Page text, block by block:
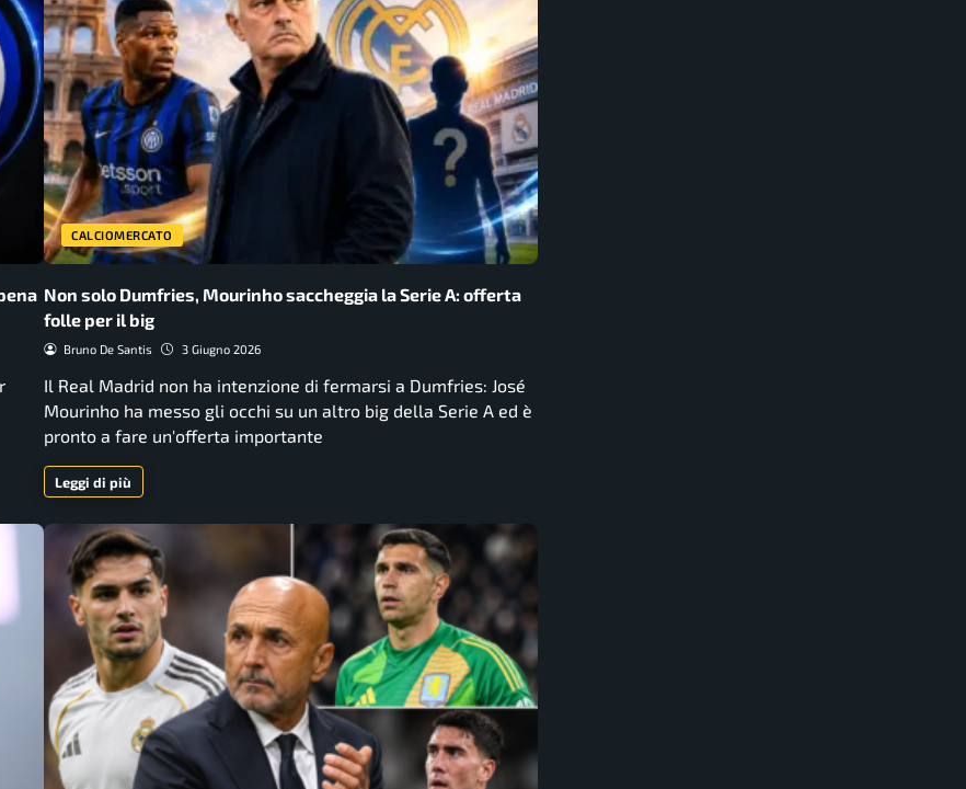
CALCIOMERCATO
Non solo Dumfries, Mourinho saccheggia la Serie A: offerta
folle per il big
Bruno De Santis 3 Giugno 2026
Il Real Madrid non ha intenzione di fermarsi a Dumfries: José
Mourinho ha messo gli occhi su un altro big della Serie A ed è
pronto a fare un'offerta importante
Leggi di più